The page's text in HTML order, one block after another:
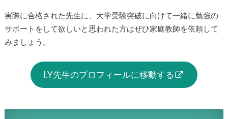
実際に合格された先生に、大学受験突破に向けて一緒に勉強の
サポートをして欲しいと思われた方はぜひ家庭教師を依頼して
みましょう。
I.Y先生のプロフィールに移動する